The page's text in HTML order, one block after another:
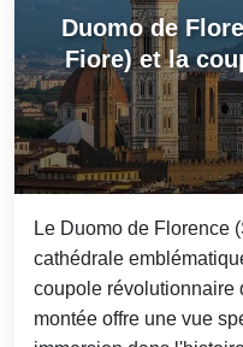
Duomo de
Fiore) et la
Le Duomo de Florence
cathédrale
coupole révolutionnaire
montée offre une vue